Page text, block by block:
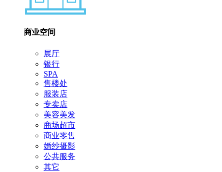
商业空间
展厅
银行
SPA
售楼处
服装店
专卖店
美容美发
商场超市
商业零售
婚纱摄影
公共服务
其它